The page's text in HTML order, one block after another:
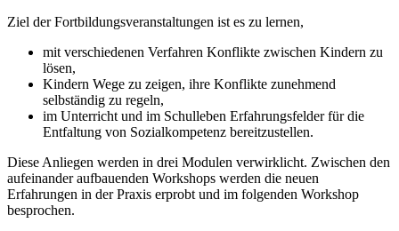
Ziel der Fortbildungsveranstaltungen ist es zu lernen,
mit verschiedenen Verfahren Konflikte zwischen Kindern zu
lösen,
Kindern Wege zu zeigen, ihre Konflikte zunehmend
selbständig zu regeln,
im Unterricht und im Schulleben Erfahrungsfelder für die
Entfaltung von Sozialkompetenz bereitzustellen.
Diese Anliegen werden in drei Modulen verwirklicht. Zwischen den
aufeinander aufbauenden Workshops werden die neuen
Erfahrungen in der Praxis erprobt und im folgenden Workshop
besprochen.